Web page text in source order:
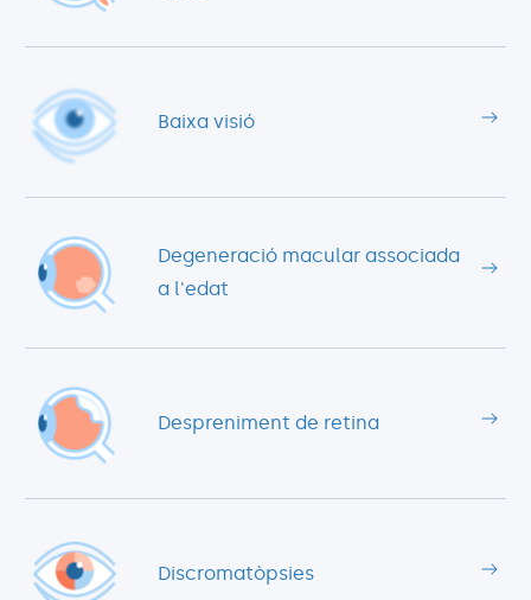
Baixa visió
Degeneració macular associada
a l'edat
Despreniment de retina
Discromatòpsies